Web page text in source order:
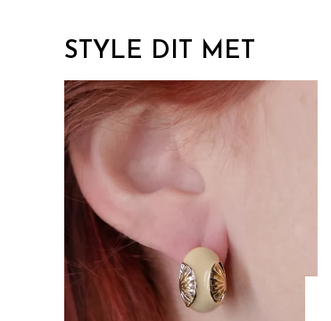
STYLE DIT MET